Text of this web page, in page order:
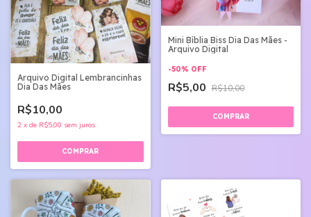
Arquivo Digital Lembrancinhas
Dia Das Mães
R$10,00
2 x de R$5,00 sem juros
Mini Bíblia Biss Dia Das Mães -
Arquivo Digital
-50% OFF
R$5,00 R$10,00